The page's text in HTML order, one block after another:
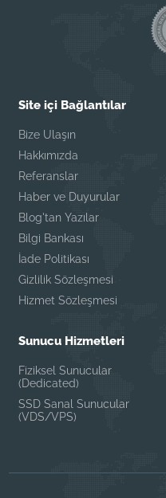
Site içi Bağlantılar
Bize Ulaşın
Hakkımızda
Referanslar
Haber ve Duyurular
Blog'tan Yazılar
Bilgi Bankası
İade Politikası
Gizlilik Sözleşmesi
Hizmet Sözleşmesi
Sunucu Hizmetleri
Fiziksel Sunucular
(Dedicated)
SSD Sanal Sunucular
(VDS/VPS)